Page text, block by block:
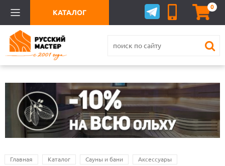
0
КАТАЛОГ
Главная Каталог Сауны и бани Аксессуары